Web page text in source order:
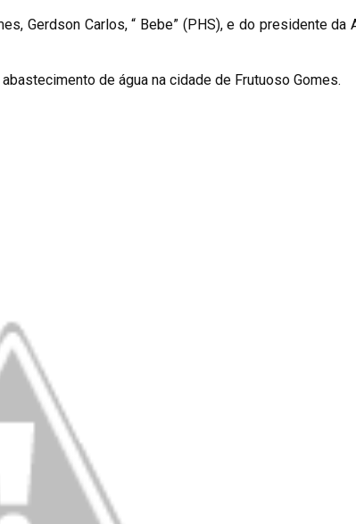
Gerdson Carlos, “ Bebe” (PHS), e do presidente da
de água na cidade de Frutuoso Gomes.